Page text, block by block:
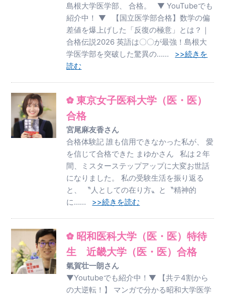
島根大学医学部、 合格。 ▼ YouTubeでも
紹介中！ ▼ 【国立医学部合格】数学の偏
差値を爆上げした「反復の極意」とは？｜
合格伝説2026 英語は〇〇が最強！島根大
学医学部を突破した驚異の…… >>続きを
読む
東京女子医科大学（医・医）
合格
宮尾麻友香さん
合格体験記 誰も信用できなかった私が、 愛
を信じて合格できた まゆかさん 私は２年
間、ミスターステップアップに大変お世話
になりました。 私の受験生活を振り返る
と、 〝人としての在り方〟と〝精神的
に…… >>続きを読む
昭和医科大学（医・医）特待
生 近畿大学（医・医）合格
氣賀壮一朗さん
▼Youtubeでも紹介中！▼ 【共テ4割から
の大逆転！】 マンガで分かる昭和大学医学